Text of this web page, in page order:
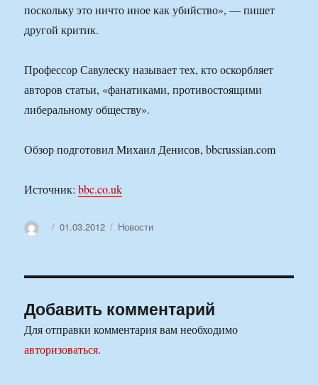
поскольку это ничто иное как убийство», — пишет
другой критик.
Профессор Савулеску называет тех, кто оскорбляет
авторов статьи, «фанатиками, противостоящими
либеральному обществу».
Обзор подготовил Михаил Денисов, bbcrussian.com
Источник:bbc.co.uk
АвторОпубликовано
01.03.2012 Рубрики
Новости
Добавить комментарий
Для отправки комментария вам необходимо
авторизоваться.